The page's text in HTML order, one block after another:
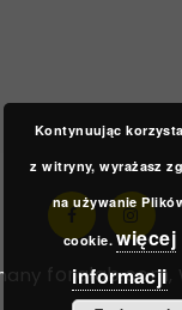
foralab.com,
Kontynuując
z witryny, wyrażasz
na używanie
cookie.więcej
informacji